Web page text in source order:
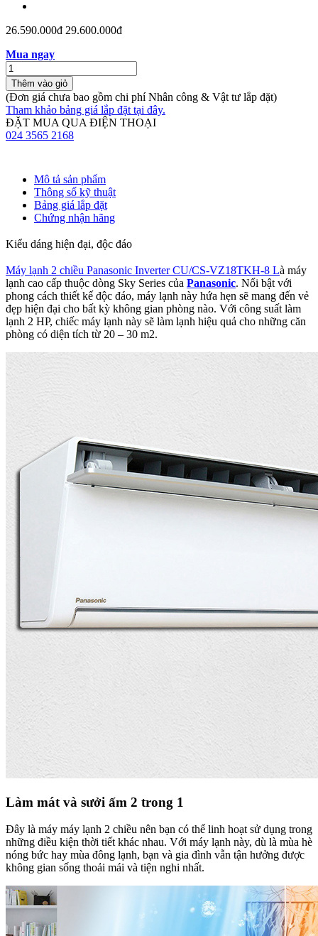
26.590.000đ 29.600.000đ
Mua ngay
Thêm vào giỏ
(Đơn giá chưa bao gồm chi phí Nhân công & Vật tư lắp đặt)
Tham khảo bảng giá lắp đặt tại đây.
ĐẶT MUA QUA ĐIỆN THOẠI
024 3565 2168
Mô tả sản phẩm
Thông số kỹ thuật
Bảng giá lắp đặt
Chứng nhận hãng
Kiểu dáng hiện đại, độc đáo
Máy lạnh 2 chiều Panasonic Inverter CU/CS-VZ18TKH-8 Là máy
lạnh cao cấp thuộc dòng Sky Series của Panasonic. Nổi bật với
phong cách thiết kế độc đáo, máy lạnh này hứa hẹn sẽ mang đến vẻ
đẹp hiện đại cho bất kỳ không gian phòng nào. Với công suất làm
lạnh 2 HP, chiếc máy lạnh này sẽ làm lạnh hiệu quả cho những căn
phòng có diện tích từ 20 – 30 m2.
Làm mát và sưởi ấm 2 trong 1
Đây là máy máy lạnh 2 chiều nên bạn có thể linh hoạt sử dụng trong
những điều kiện thời tiết khác nhau. Với máy lạnh này, dù là mùa hè
nóng bức hay mùa đông lạnh, bạn và gia đình vẫn tận hưởng được
không gian sống thoải mái và tiện nghi nhất.